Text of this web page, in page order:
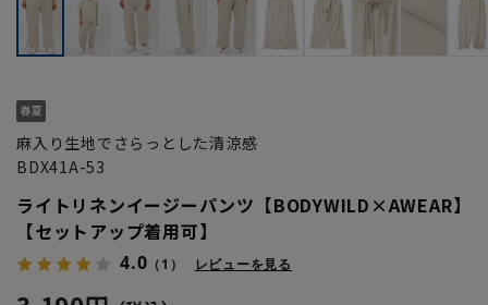
麻入り生地でさらっとした清涼感
BDX41A-53
ライトリネンイージーパンツ【BODYWILD×AWEAR】
【セットアップ着用可】
4.0 （1） レビューを見る